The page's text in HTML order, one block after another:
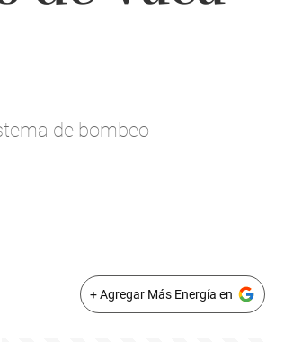
de bombeo
+ Agregar Más Energía en